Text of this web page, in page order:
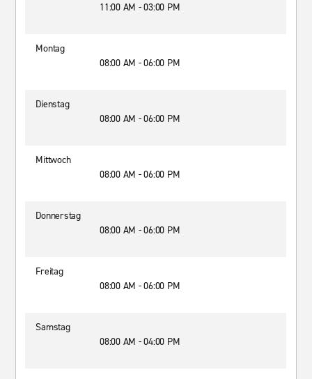
11:00 AM - 03:00 PM
Montag
08:00 AM - 06:00 PM
Dienstag
08:00 AM - 06:00 PM
Mittwoch
08:00 AM - 06:00 PM
Donnerstag
08:00 AM - 06:00 PM
Freitag
08:00 AM - 06:00 PM
Samstag
08:00 AM - 04:00 PM